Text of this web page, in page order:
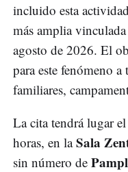
incluido esta
más amplia
agosto de 2026. El
para este fenómeno a
familiares,
La cita tendrá lugar el
horas, en laSala
sin número de